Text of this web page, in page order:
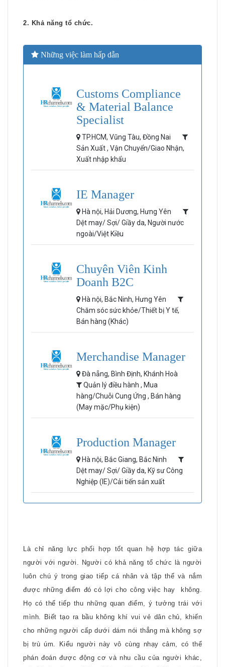
2. Khả năng tổ chức.
Những việc làm hấp dẫn
Customs Compliance
& Material Balance
Specialist
TP.HCM, Vũng Tàu, Đồng Nai
Sản Xuất , Vận Chuyển/Giao Nhận,
Xuất nhập khẩu
IE Manager
Hà nội, Hải Dương, Hưng Yên
Dệt may/ Sợi/ Giầy da, Người nước
ngoài/Việt Kiều
Chuyên Viên Kinh
Doanh B2C
Hà nội, Bắc Ninh, Hưng Yên
Chăm sóc sức khỏe/Thiết bị Y tế,
Bán hàng (Khác)
Merchandise Manager
Đà nẵng, Bình Định, Khánh Hoà
Quản lý điều hành , Mua
hàng/Chuỗi Cung Ứng , Bán hàng
(May mặc/Phụ kiện)
Production Manager
Hà nội, Bắc Giang, Bắc Ninh
Dệt may/ Sợi/ Giầy da, Kỹ sư Công
Nghiệp (IE)/Cải tiến sản xuất
Là chỉ năng lực phối hợp tốt quan hệ hợp tác giữa
người với người. Người có khả năng tổ chức là người
luôn chú ý trong giao tiếp cá nhân và tập thể và nắm
được những điểm đó có lợi cho công việc hay
không.
Họ có thể tiếp thu những quan điểm, ý tưởng trái với
mình. Biết tạo ra bầu không khí vui vẻ dân chủ, khiến
cho những người cấp dưới dám nói thẳng mà không sợ
bị trù úm. Kiểu người này vô cùng nhạy cảm, có thể
phán đoán được động cơ và nhu cầu của người khác,